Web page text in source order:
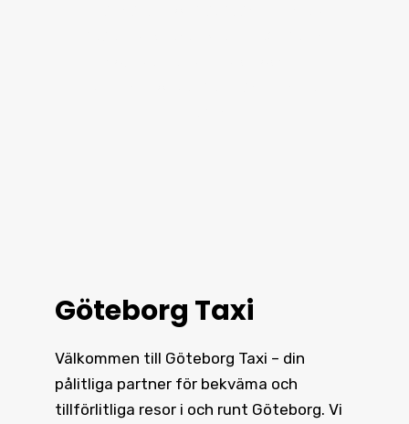
Göteborg Taxi
Välkommen till Göteborg Taxi – din
pålitliga partner för bekväma och
tillförlitliga resor i och runt Göteborg. Vi